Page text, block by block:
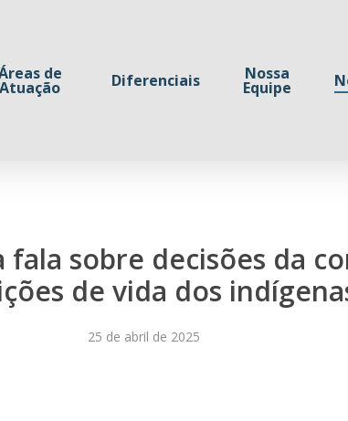
de
Atuação Diferenciais Nossa
Equipe
fala sobre decisões da
de vida dos
25 de abril de 2025